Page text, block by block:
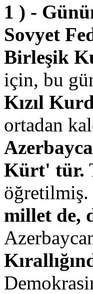
1 ) -
Sovyet
Birleşik
için, bu
Kızıl
ortadan
Kürt' tür.
öğretilmiş.
millet de,